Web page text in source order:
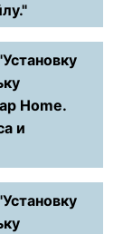
Home.
и